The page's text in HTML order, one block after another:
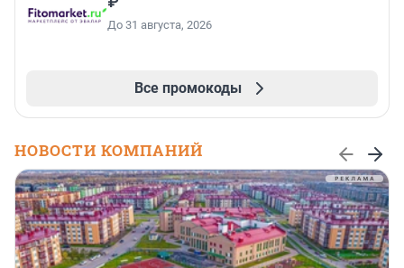
До 31 августа, 2026
Все промокоды
НОВОСТИ КОМПАНИЙ